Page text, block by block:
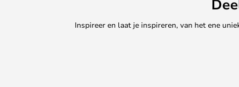
Inspireer en laat je inspireren, van het ene